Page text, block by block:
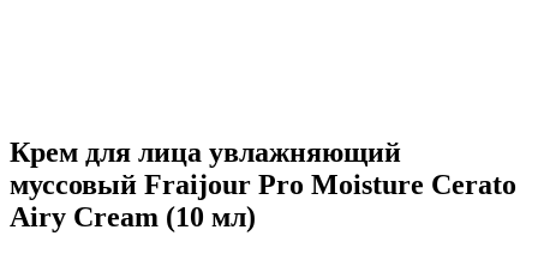
Крем для лица увлажняющий
муссовый Fraijour Pro Moisture Cerato
Airy Cream (10 мл)